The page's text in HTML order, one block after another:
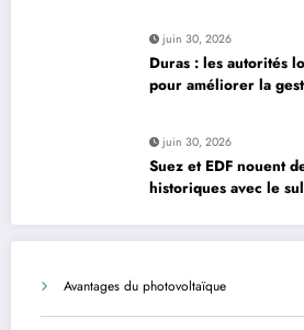
juin 30, 2026
Duras : les autorités
pour améliorer la
juin 30, 2026
Suez et EDF nouent
historiques avec le
Avantages du photovoltaïque